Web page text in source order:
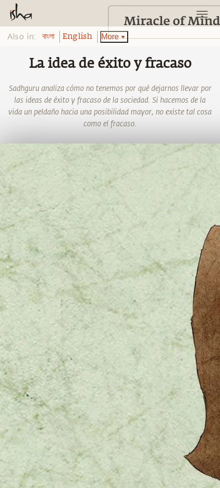
Also in: বাংলা English More
La idea de éxito y fracaso
Sadhguru analiza cómo no tenemos por qué dejarnos llevar por
las ideas de éxito y fracaso de la sociedad. Si hacemos de la
vida un peldaño hacia una posibilidad mayor, no existe tal cosa
como el fracaso.